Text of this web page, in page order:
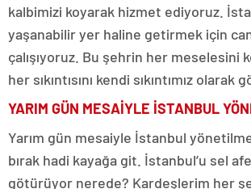
kalbimizi koyarak hizmet ediyoruz.
yaşanabilir yer haline getirmek için
çalışıyoruz. Bu şehrin her meselesini
her sıkıntısını kendi sıkıntımız olarak
YARIM GÜN MESAİYLE İSTANBUL
Yarım gün mesaiyle İstanbul
bırak hadi kayağa git. İstanbul’u sel
götürüyor nerede? Kardeşlerim her